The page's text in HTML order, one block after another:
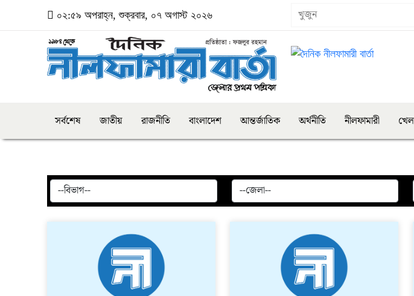
০২:৫৯ অপরাহ্ন, শুক্রবার, ০৭ অগাস্ট ২০২৬
সর্বশেষ জাতীয় রাজনীতি বাংলাদেশ আন্তর্জাতিক অর্থনীতি নীলফামারী